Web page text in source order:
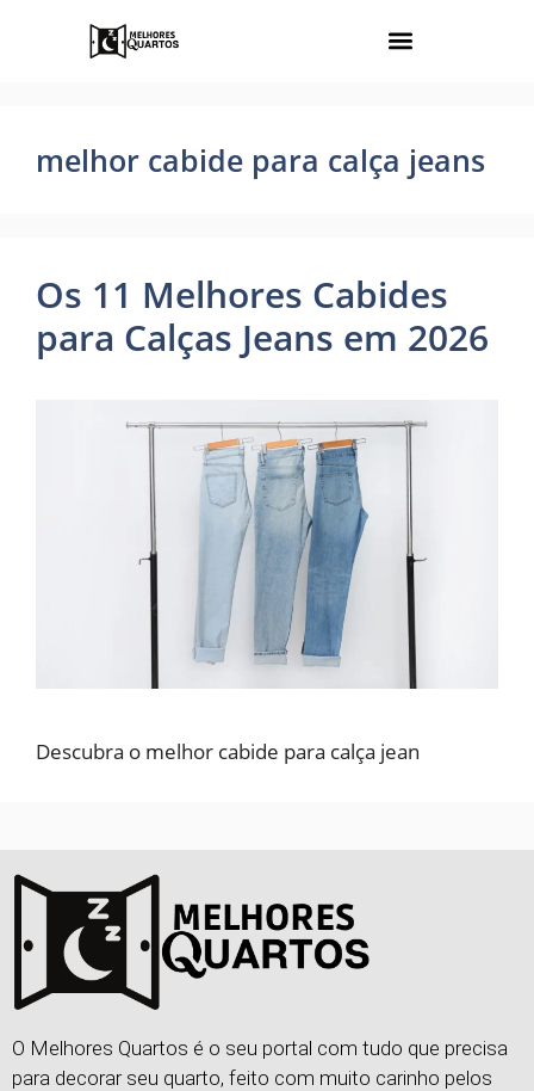
melhor cabide para calça jeans
Os 11 Melhores Cabides
para Calças Jeans em 2026
Descubra o melhor cabide para calça jean
O Melhores Quartos é o seu portal com tudo que precisa
para decorar seu quarto, feito com muito carinho pelos